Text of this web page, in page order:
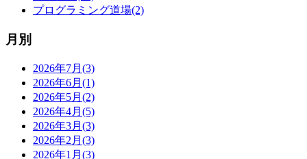
プログラミング道場(2)
月別
2026年7月(3)
2026年6月(1)
2026年5月(2)
2026年4月(5)
2026年3月(3)
2026年2月(3)
2026年1月(3)